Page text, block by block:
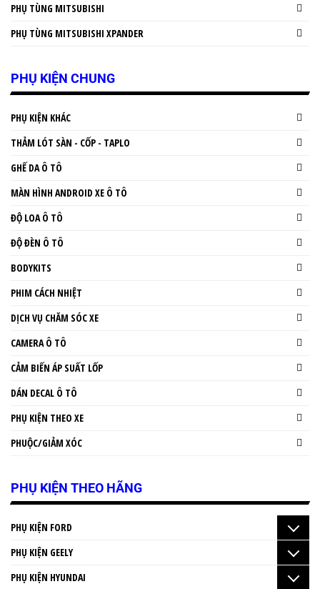
PHỤ TÙNG MITSUBISHI
PHỤ TÙNG MITSUBISHI XPANDER
PHỤ KIỆN CHUNG
PHỤ KIỆN KHÁC
THẢM LÓT SÀN - CỐP - TAPLO
GHẾ DA Ô TÔ
MÀN HÌNH ANDROID XE Ô TÔ
ĐỘ LOA Ô TÔ
ĐỘ ĐÈN Ô TÔ
BODYKITS
PHIM CÁCH NHIỆT
DỊCH VỤ CHĂM SÓC XE
CAMERA Ô TÔ
CẢM BIẾN ÁP SUẤT LỐP
DÁN DECAL Ô TÔ
PHỤ KIỆN THEO XE
PHUỘC/GIẢM XÓC
PHỤ KIỆN THEO HÃNG
PHỤ KIỆN FORD
PHỤ KIỆN GEELY
PHỤ KIỆN HYUNDAI